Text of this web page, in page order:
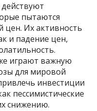
пытаются
цен. Их активность
и падение цен,
играют важную
для мировой
инвестиции
пессимистические
снижению.